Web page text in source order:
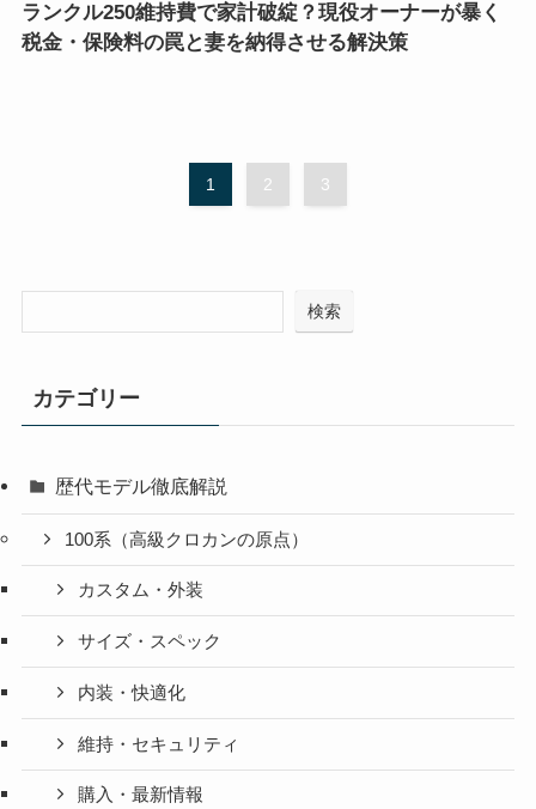
ランクル250維持費で家計破綻？現役オーナーが暴く
税金・保険料の罠と妻を納得させる解決策
1 2 3
検索
カテゴリー
歴代モデル徹底解説
100系（高級クロカンの原点）
カスタム・外装
サイズ・スペック
内装・快適化
維持・セキュリティ
購入・最新情報